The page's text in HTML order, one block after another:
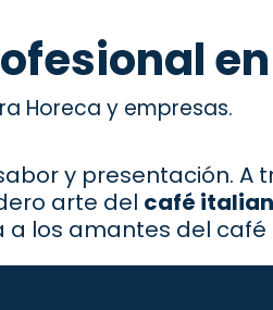
Horeca y empresas.
y presentación. A
arte del café
los amantes del café